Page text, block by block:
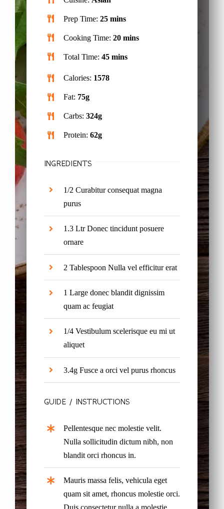
Prep Time: 25 mins
Cooking Time: 20 mins
Total Time: 45 mins
Calories: 1578
Fat: 75g
Carbs: 324g
Protein: 62g
INGREDIENTS
1/2 Curabitur consequat magna
purus
1.3 Ltr Donec tincidunt posuere
ornare
2 Tablespoon Nulla vel efficitur erat
1 Large donec blandit dignissim
quam ac feugiat
1/4 Vestibulum scelerisque eu mi ut
aliquet
3.4g Fusce a orci vel purus rhoncus
GUIDE / INSTRUCTIONS
Pellentesque nec molestie velit.
Nulla sollicitudin dictum nibh, non
blandit orci rhoncus in.
Mauris massa felis, vehicula eget
quam sit amet, rhoncus molestie orci.